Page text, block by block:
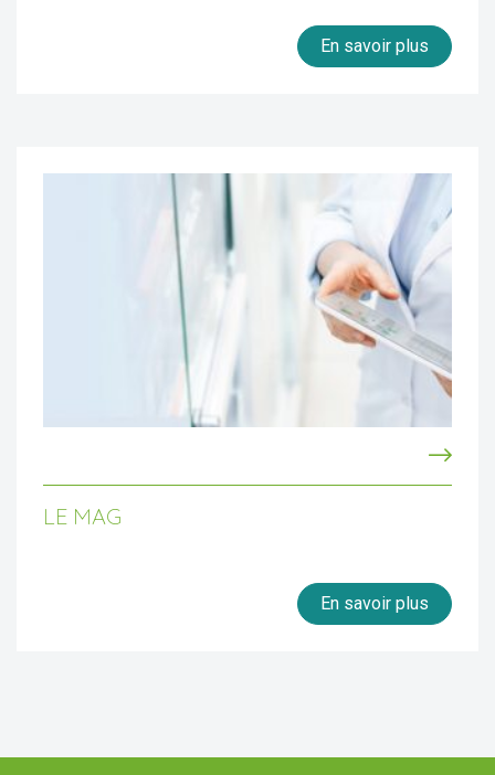
En savoir plus
LE MAG
En savoir plus